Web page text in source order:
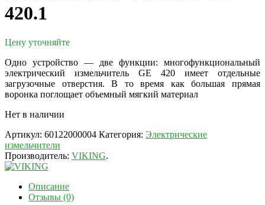
420.1
Цену уточняйте
Одно устройство — две функции: многофункциональный
электрический измельчитель GE 420 имеет отдельные
загрузочные отверстия. В то время как большая прямая
воронка поглощает объемный мягкий материал
Нет в наличии
Артикул: 60122000004 Категория: Электрические
измельчители
Производитель: VIKING.
Описание
Отзывы (0)